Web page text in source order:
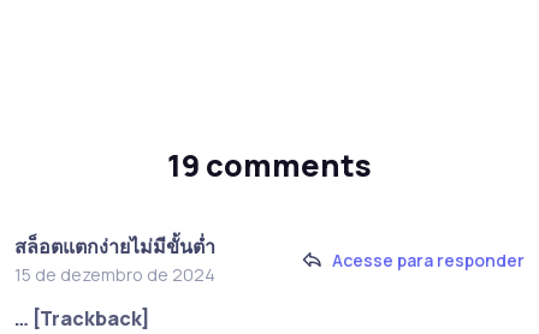
19 comments
สล็อตแตกง่ายไม่มีขั้นต่ำ
15 de dezembro de 2024
Acesse para responder
… [Trackback]